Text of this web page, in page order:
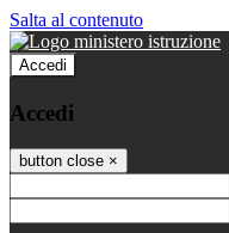
Salta al contenuto
Accedi
Accedi
button close ×